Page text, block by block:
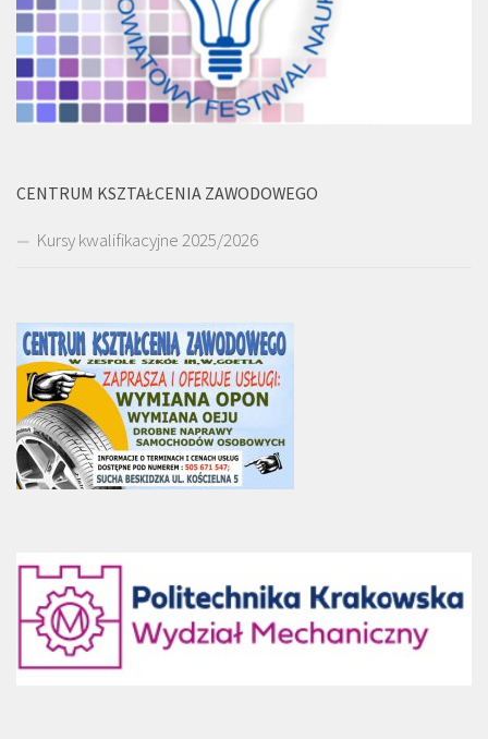
CENTRUM KSZTAŁCENIA ZAWODOWEGO
Kursy kwalifikacyjne 2025/2026